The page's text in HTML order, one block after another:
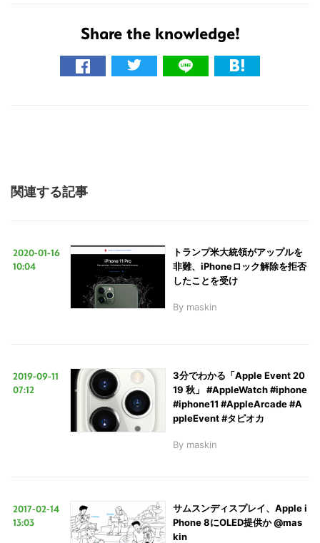
Share the knowledge!
関連する記事
2020-01-16
10:04
トランプ米大統領がアップルを
非難、iPhoneロック解除を拒否
したことを受け
By maskin
2019-09-11
07:12
3分でわかる「Apple Event 20
19 秋」 #AppleWatch #iphone
#iphone11 #AppleArcade #A
ppleEvent #タピオカ
By maskin
2017-02-14
13:03
サムスンディスプレイ、Apple i
Phone 8にOLED提供か @mas
kin